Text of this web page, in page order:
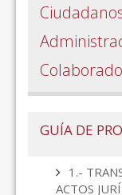
GUÍA DE
1.-
ACTOS